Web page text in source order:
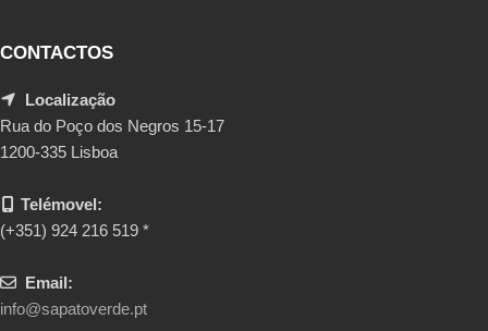
CONTACTOS
Localização
Rua do Poço dos Negros 15-17
1200-335 Lisboa
Telémovel:
(+351) 924 216 519 *
Email:
info@sapatoverde.pt